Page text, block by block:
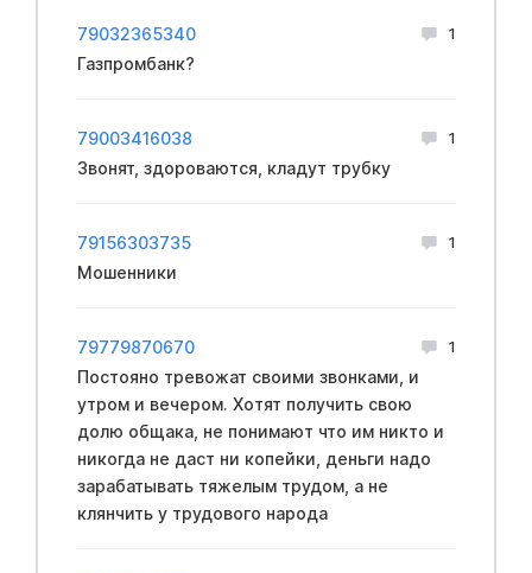
79032365340 1
Газпромбанк?
79003416038 1
Звонят, здороваются, кладут трубку
79156303735 1
Мошенники
79779870670 1
Постояно тревожат своими звонками, и
утром и вечером. Хотят получить свою
долю общака, не понимают что им никто и
никогда не даст ни копейки, деньги надо
зарабатывать тяжелым трудом, а не
клянчить у трудового народа